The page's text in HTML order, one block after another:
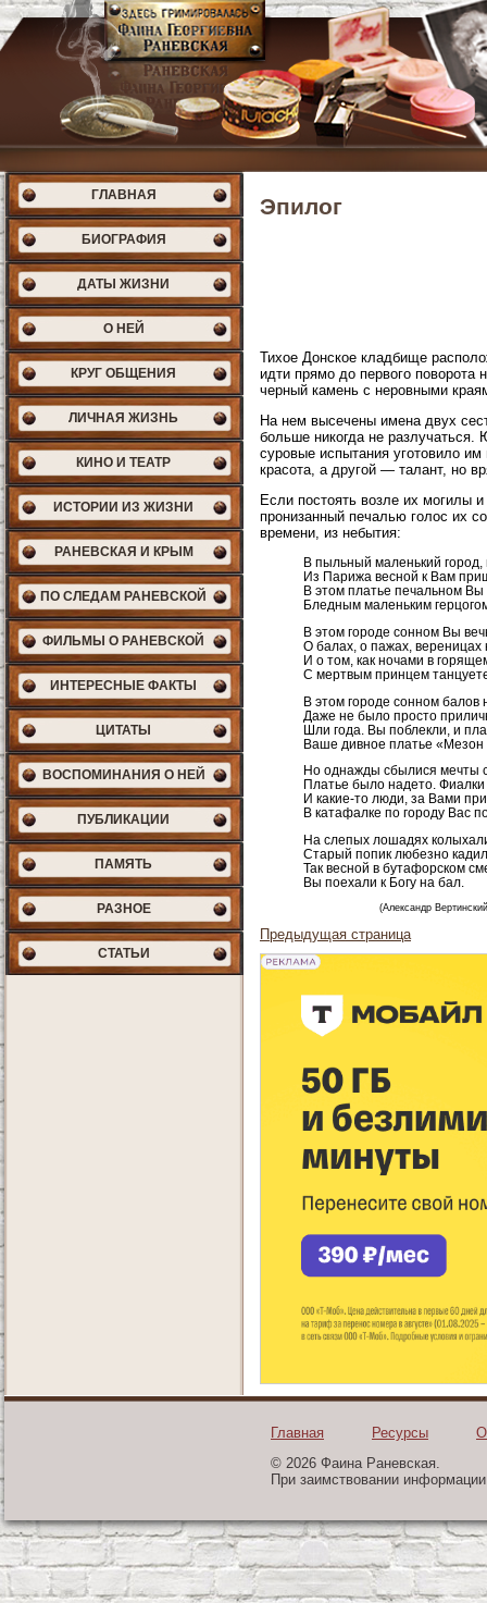
ГЛАВНАЯ
БИОГРАФИЯ
ДАТЫ ЖИЗНИ
О НЕЙ
КРУГ ОБЩЕНИЯ
ЛИЧНАЯ ЖИЗНЬ
КИНО И ТЕАТР
ИСТОРИИ ИЗ ЖИЗНИ
РАНЕВСКАЯ И КРЫМ
ПО СЛЕДАМ РАНЕВСКОЙ
ФИЛЬМЫ О РАНЕВСКОЙ
ИНТЕРЕСНЫЕ ФАКТЫ
ЦИТАТЫ
ВОСПОМИНАНИЯ О НЕЙ
ПУБЛИКАЦИИ
ПАМЯТЬ
РАЗНОЕ
СТАТЬИ
Эпилог
Тихое Донское кладбище
идти прямо до первого поворота
черный камень с неровными
На нем высечены имена двух
больше никогда не разлучаться.
суровые испытания уготовило
красота, а другой — талант, но
Если постоять возле их могилы
пронизанный печалью голос их
времени, из небытия:
В пыльный маленький
Из Парижа весной к Вам
В этом платье печальном
Бледным маленьким
В этом городе сонном Вы
О балах, о пажах, вереницах
И о том, как ночами в
С мертвым принцем
В этом городе сонном балов
Даже не было просто
Шли года. Вы поблекли, и
Ваше дивное платье «Мезон
Но однажды сбылися мечты
Платье было надето. Фиалки
И какие-то люди, за Вами
В катафалке по городу Вас
На слепых лошадях
Старый попик любезно
Так весной в бутафорском
Вы поехали к Богу на бал.
(Александр
Предыдущая страница
Главная Ресурсы
© 2026 Фаина Раневская.
При заимствовании